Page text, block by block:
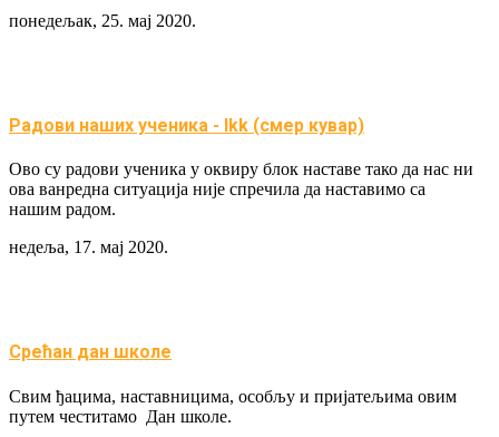
понедељак, 25. мај 2020.
Радови наших ученика - Ikk (смер кувар)
Ово су радови ученика у оквиру блок наставе тако да нас ни
ова ванредна ситуација није спречила да наставимо са
нашим радом.
недеља, 17. мај 2020.
Срећан дан школе
Свим ђацима, наставницима, особљу и пријатељима овим
путем честитамо Дан школе.